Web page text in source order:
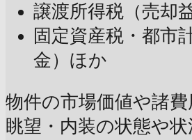
譲渡所得税（売却
固定資産税・都市
金）ほか
物件の市場価値や諸費
眺望・内装の状態や